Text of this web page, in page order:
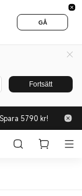
GÅ
Fortsätt
5790 kr!